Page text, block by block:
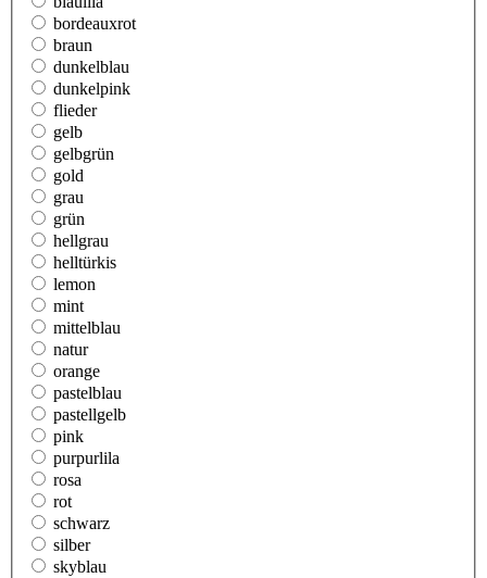
bordeauxrot
braun
dunkelblau
dunkelpink
flieder
gelb
gelbgrün
gold
grau
grün
hellgrau
helltürkis
lemon
mint
mittelblau
natur
orange
pastelblau
pastellgelb
pink
purpurlila
rosa
rot
schwarz
silber
skyblau